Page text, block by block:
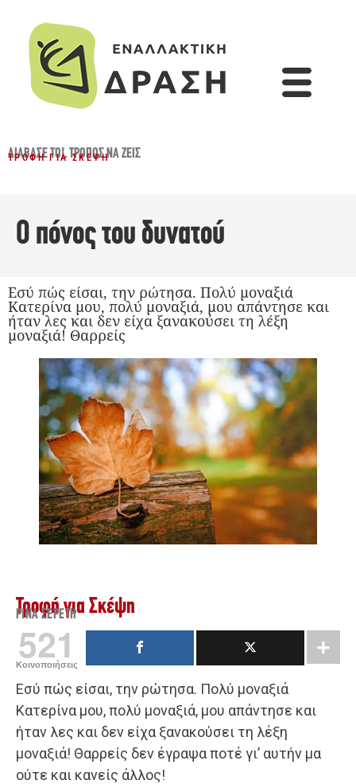
ΔΙΆΒΑΣΈ ΤΟ!,ΤΡΌΠΟΣ ΝΑ ΖΕΙΣ
ΤΡΟΦΉ ΓΙΑ ΣΚΈΨΗ
Ο πόνος του δυνατού
Εσύ πώς είσαι, την ρώτησα. Πολύ μοναξιά
Κατερίνα μου, πολύ μοναξιά, μου απάντησε και
ήταν λες και δεν είχα ξανακούσει τη λέξη
μοναξιά! Θαρρείς
Τροφή για Σκέψη
ΡΊΝΑ ΣΕΡΈΤΗ
521
Κοινοποιήσεις
Εσύ πώς είσαι, την ρώτησα. Πολύ μοναξιά
Κατερίνα μου, πολύ μοναξιά, μου απάντησε και
ήταν λες και δεν είχα ξανακούσει τη λέξη
μοναξιά! Θαρρείς δεν έγραψα ποτέ γι’ αυτήν μα
ούτε και κανείς άλλος!